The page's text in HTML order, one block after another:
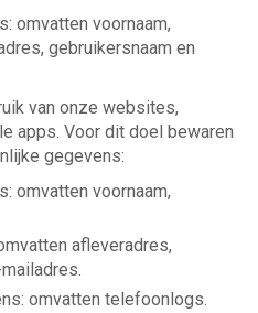
omvatten voornaam,
gebruikersnaam en
van onze websites,
apps. Voor dit doel bewaren
gegevens:
omvatten voornaam,
afleveradres,
omvatten telefoonlogs.